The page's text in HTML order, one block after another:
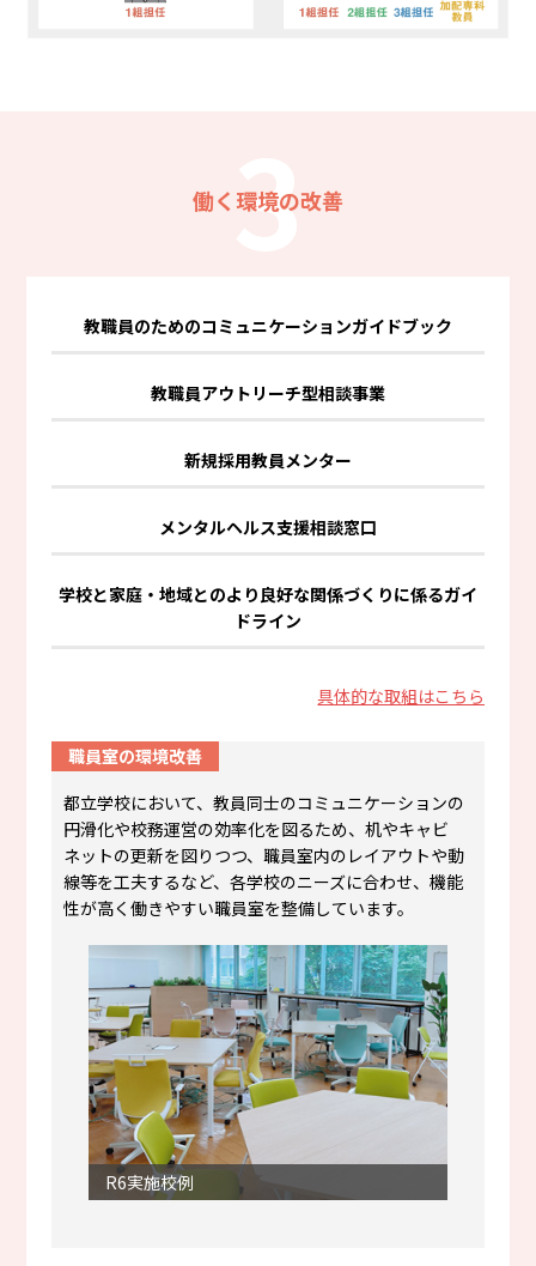
3
働く環境の改善
教職員のためのコミュニケーションガイドブック
教職員アウトリーチ型相談事業
新規採用教員メンター
メンタルヘルス支援相談窓口
学校と家庭・地域とのより良好な関係づくりに係るガイ
ドライン
具体的な取組はこちら
職員室の環境改善
都立学校において、教員同士のコミュニケーションの
円滑化や校務運営の効率化を図るため、机やキャビ
ネットの更新を図りつつ、職員室内のレイアウトや動
線等を工夫するなど、各学校のニーズに合わせ、機能
性が高く働きやすい職員室を整備しています。
R6実施校例